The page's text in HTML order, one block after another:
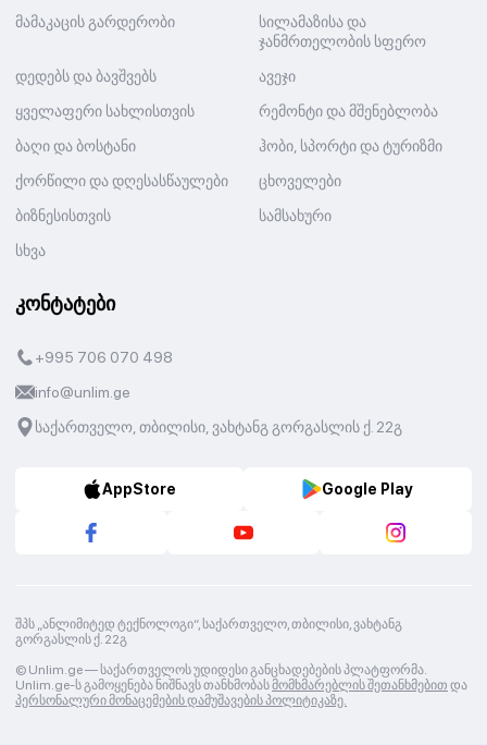
მამაკაცის გარდერობი
სილამაზისა და
ჯანმრთელობის სფერო
დედებს და ბავშვებს
ავეჯი
ყველაფერი სახლისთვის
რემონტი და მშენებლობა
ბაღი და ბოსტანი
ჰობი, სპორტი და ტურიზმი
ქორწილი და დღესასწაულები
ცხოველები
ბიზნესისთვის
სამსახური
სხვა
კონტატები
+995 706 070 498
info@unlim.ge
საქართველო, თბილისი, ვახტანგ გორგასლის ქ. 22გ
AppStore Google Play
შპს „ანლიმიტედ ტექნოლოგი“, საქართველო, თბილისი, ვახტანგ
გორგასლის ქ. 22გ
© Unlim.ge —საქართველოს უდიდესი განცხადებების პლატფორმა.
Unlim.ge-ს გამოყენება ნიშნავს თანხმობასმომხმარებლის შეთანხმებით და
პერსონალური მონაცემების დამუშავების პოლიტიკაზე.